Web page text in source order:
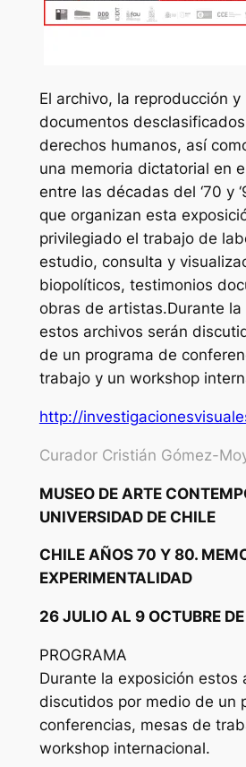
El archivo, la reproducción y
documentos
derechos humanos, así
una memoria dictatorial en
entre las décadas del ‘70 y
que organizan esta
privilegiado el trabajo de
estudio, consulta y
biopolíticos, testimonios
obras de artistas.Durante la
estos archivos serán
de un programa de
trabajo y un workshop
http://
Curador Cristián Gómez-
MUSEO DE ARTE
UNIVERSIDAD DE CHILE
CHILE AÑOS 70 Y 80.
EXPERIMENTALIDAD
26 JULIO AL 9 OCTUBRE
PROGRAMA
Durante la exposición estos
discutidos por medio de un
conferencias, mesas de
workshop internacional.